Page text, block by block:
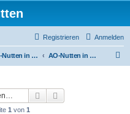
Anmelden
Registrieren
AO-Nutten in Nordrein-Westfalen AO-Nutten in Remscheid
Suche
1 von 1